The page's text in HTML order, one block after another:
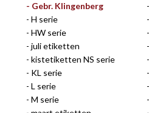
Gebr. Klingenberg
H serie
HW serie
juli etiketten
kistetiketten NS serie
KL serie
L serie
M serie